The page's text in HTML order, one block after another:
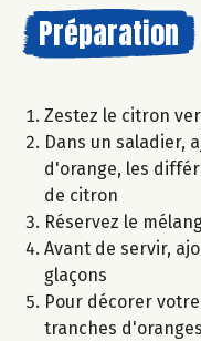
Préparation
Zestez le citron
Dans un saladier,
d'orange, les
de citron
Réservez le
Avant de servir,
glaçons
Pour décorer
tranches